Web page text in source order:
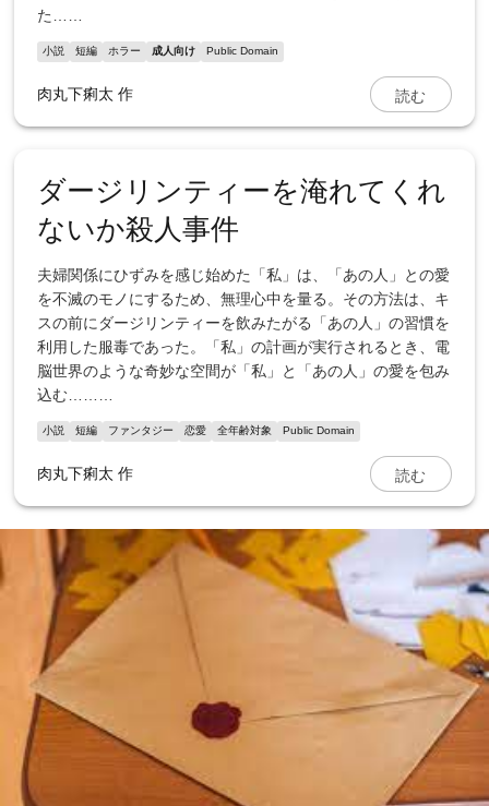
た……
小説 短編 ホラー 成人向け Public Domain
肉丸下痢太 作 読む
ダージリンティーを淹れてくれ
ないか殺人事件
夫婦関係にひずみを感じ始めた「私」は、「あの人」との愛
を不滅のモノにするため、無理心中を量る。その方法は、キ
スの前にダージリンティーを飲みたがる「あの人」の習慣を
利用した服毒であった。「私」の計画が実行されるとき、電
脳世界のような奇妙な空間が「私」と「あの人」の愛を包み
込む………
小説 短編 ファンタジー 恋愛 全年齢対象 Public Domain
肉丸下痢太 作 読む